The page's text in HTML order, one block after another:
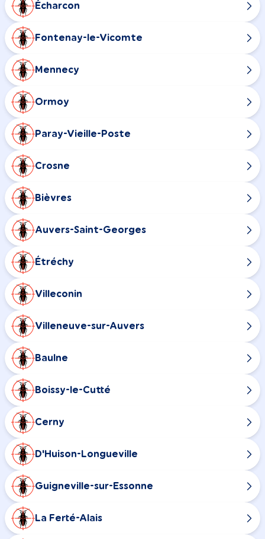
Écharcon
Fontenay-le-Vicomte
Mennecy
Ormoy
Paray-Vieille-Poste
Crosne
Bièvres
Auvers-Saint-Georges
Étréchy
Villeconin
Villeneuve-sur-Auvers
Baulne
Boissy-le-Cutté
Cerny
D'Huison-Longueville
Guigneville-sur-Essonne
La Ferté-Alais